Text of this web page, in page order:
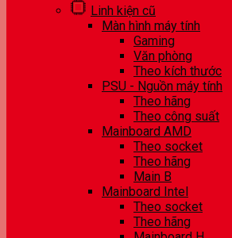
Linh kiện cũ
Màn hình máy tính
Gaming
Văn phòng
Theo kích thước
PSU - Nguồn máy tính
Theo hãng
Theo công suất
Mainboard AMD
Theo socket
Theo hãng
Main B
Mainboard Intel
Theo socket
Theo hãng